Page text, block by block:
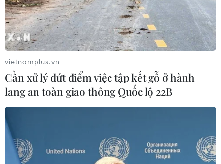
(TTXVN/Vietnam+)
vietnamplus.vn
Cần xử lý dứt điểm việc tập kết gỗ ở hành
lang an toàn giao thông Quốc lộ 22B